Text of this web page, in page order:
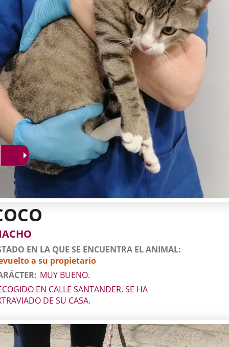
EN LA QUE SE ENCUENTRA EL ANIMAL
a su propietario
MUY BUENO.
EN CALLE SANTANDER. SE HA
DE SU CASA.